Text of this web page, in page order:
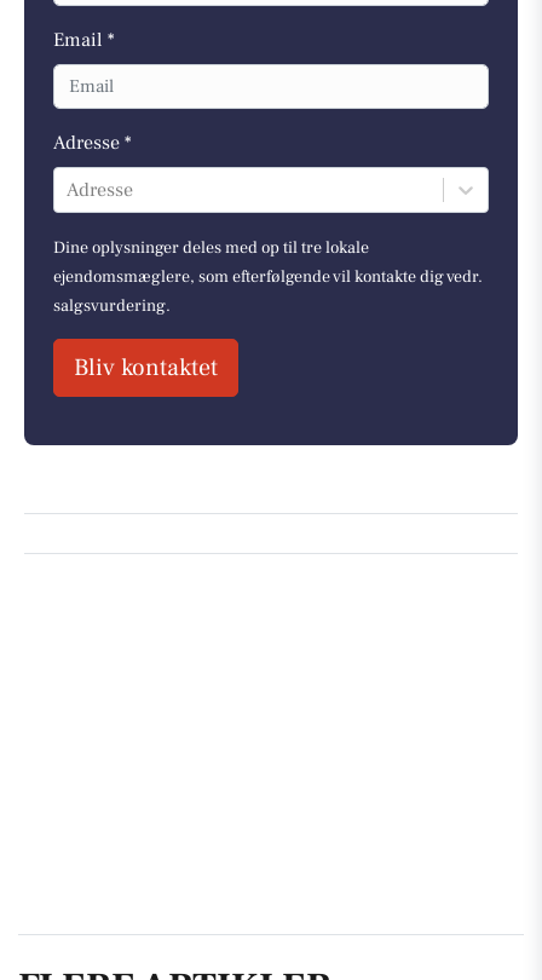
Email *
Adresse *
Adresse
Dine oplysninger deles med op til tre lokale
ejendomsmæglere, som efterfølgende vil kontakte dig vedr.
salgsvurdering.
Bliv kontaktet